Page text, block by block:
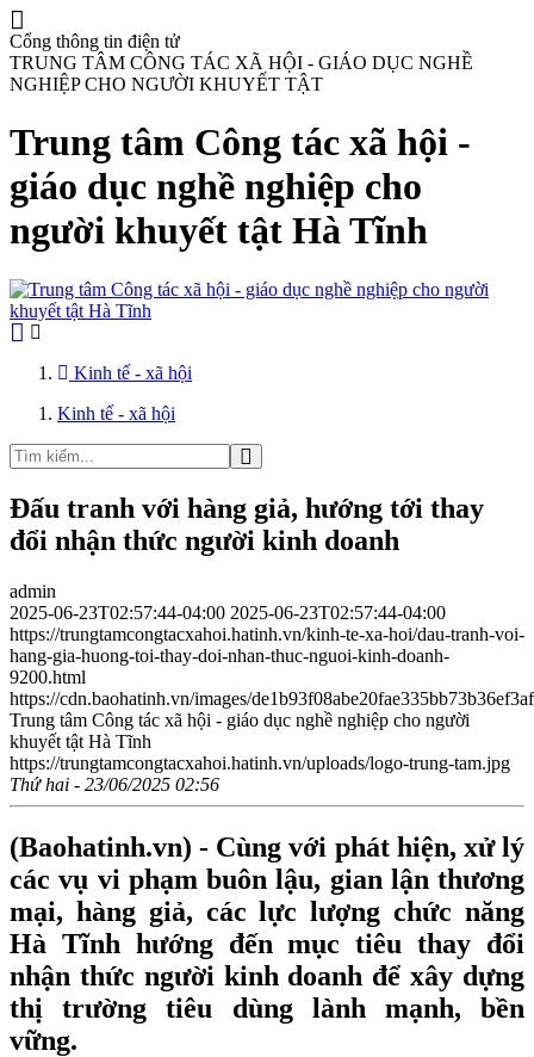
Cổng thông tin điện tử
TRUNG TÂM CÔNG TÁC XÃ HỘI - GIÁO DỤC NGHỀ
NGHIỆP CHO NGƯỜI KHUYẾT TẬT
Trung tâm Công tác xã hội -
giáo dục nghề nghiệp cho
người khuyết tật Hà Tĩnh
Kinh tế - xã hội
Kinh tế - xã hội
Đấu tranh với hàng giả, hướng tới thay
đổi nhận thức người kinh doanh
admin
2025-06-23T02:57:44-04:00 2025-06-23T02:57:44-04:00
https://trungtamcongtacxahoi.hatinh.vn/kinh-te-xa-hoi/dau-tranh-voi-
hang-gia-huong-toi-thay-doi-nhan-thuc-nguoi-kinh-doanh-
9200.html
https://cdn.baohatinh.vn/images/
Trung tâm Công tác xã hội - giáo dục nghề nghiệp cho người
khuyết tật Hà Tĩnh
https://trungtamcongtacxahoi.hatinh.vn/uploads/logo-trung-tam.jpg
Thứ hai - 23/06/2025 02:56
(Baohatinh.vn) - Cùng với phát hiện, xử lý
các vụ vi phạm buôn lậu, gian lận thương
mại, hàng giả, các lực lượng chức năng
Hà Tĩnh hướng đến mục tiêu thay đổi
nhận thức người kinh doanh để xây dựng
thị trường tiêu dùng lành mạnh, bền
vững.